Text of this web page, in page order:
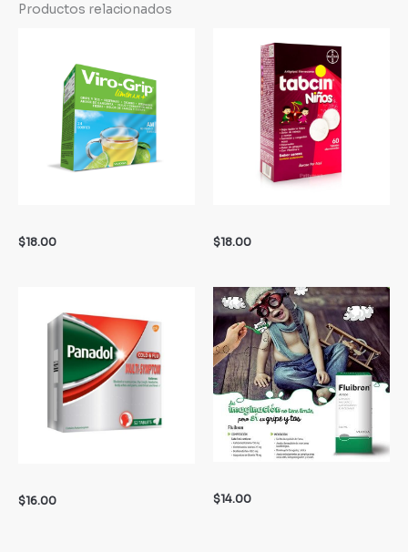
Productos relacionados
$18.00 $18.00
$16.00 $14.00